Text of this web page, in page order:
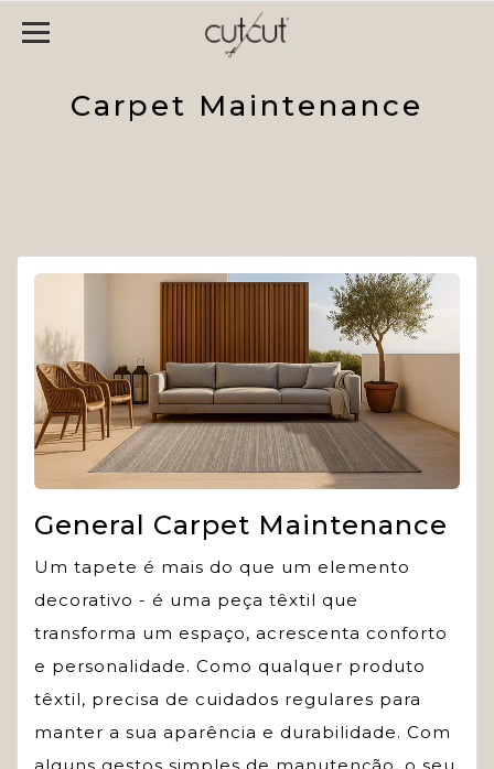
Carpet Maintenance
General Carpet Maintenance
Um tapete é mais do que um elemento
decorativo - é uma peça têxtil que
transforma um espaço, acrescenta conforto
e personalidade. Como qualquer produto
têxtil, precisa de cuidados regulares para
manter a sua aparência e durabilidade. Com